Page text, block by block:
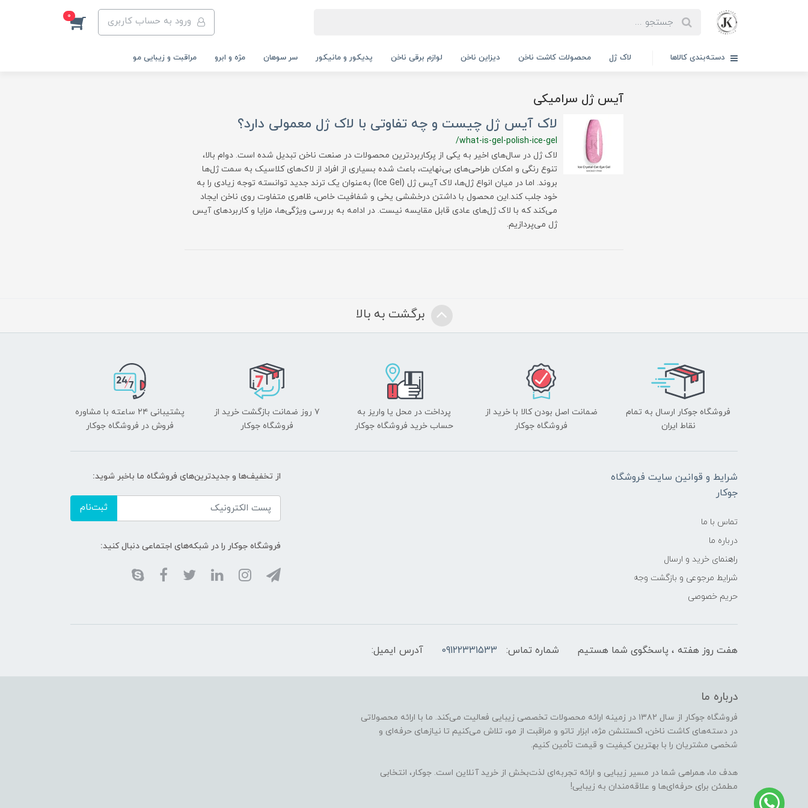
ورود به حساب کاربری 0
دسته‌بندی کالاها لاک ژل محصولات کاشت ناخن دیزاین ناخن لوازم برقی ناخن پدیکور و مانیکور سر سوهان مژه و ابرو مراقبت و زیبایی مو
آیس ژل سرامیکی
لاک آیس ژل چیست و چه تفاوتی با لاک ژل معمولی دارد؟
/what-is-gel-polish-ice-gel
لاک ژل در سال‌های اخیر به یکی از پرکاربردترین محصولات در صنعت ناخن تبدیل شده است. دوام بالا،
تنوع رنگی و امکان طراحی‌های بی‌نهایت، باعث شده بسیاری از افراد از لاک‌های کلاسیک به سمت ژل‌ها
بروند. اما در میان انواع ژل‌ها، لاک آیس ژل (Ice Gel) به‌عنوان یک ترند جدید توانسته توجه زیادی را به
خود جلب کند.این محصول با داشتن درخششی یخی و شفافیت خاص، ظاهری متفاوت روی ناخن ایجاد
می‌کند که با لاک ژل‌های عادی قابل مقایسه نیست. در ادامه به بررسی ویژگی‌ها، مزایا و کاربردهای آیس
ژل می‌پردازیم.
برگشت به بالا
فروشگاه جوکار ارسال به تمام
نقاط ایران
ضمانت اصل بودن کالا با خرید از
فروشگاه جوکار
پرداخت در محل یا واریز به
حساب خرید فروشگاه جوکار
۷ روز ضمانت بازگشت خرید از
فروشگاه جوکار
پشتیبانی ۲۴ ساعته با مشاوره
فروش در فروشگاه جوکار
شرایط و قوانین سایت فروشگاه
جوکار
تماس با ما
درباره ما
راهنمای خرید و ارسال
شرایط مرجوعی و بازگشت وجه
حریم خصوصی
از تخفیف‌ها و جدیدترین‌های فروشگاه ما باخبر شوید:
ثبت‌نام
فروشگاه جوکار را در شبکه‌های اجتماعی دنبال کنید:
هفت روز هفته ، پاسخگوی شما هستیم شماره تماس: 09122331533 آدرس ایمیل:
درباره ما
فروشگاه جوکار از سال ۱۳۸۲ در زمینه ارائه محصولات تخصصی زیبایی فعالیت می‌کند. ما با ارائه محصولاتی
در دسته‌های کاشت ناخن، اکستنشن مژه، ابزار تاتو و مراقبت از مو، تلاش می‌کنیم تا نیازهای حرفه‌ای و
شخصی مشتریان را با بهترین کیفیت و قیمت تأمین کنیم.
هدف ما، همراهی شما در مسیر زیبایی و ارائه تجربه‌ای لذت‌بخش از خرید آنلاین است. جوکار، انتخابی
مطمئن برای حرفه‌ای‌ها و علاقه‌مندان به زیبایی!